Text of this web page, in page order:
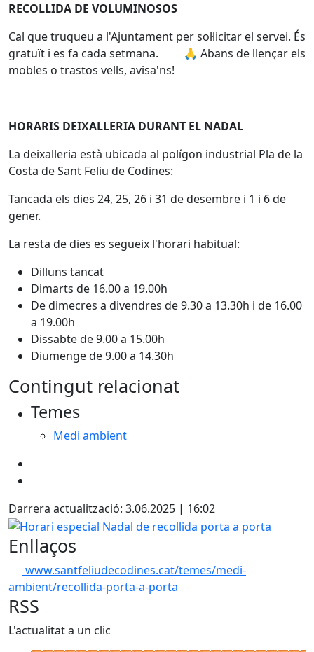
RECOLLIDA DE VOLUMINOSOS
Cal que truqueu a l'Ajuntament per sol·licitar el servei. És
gratuït i es fa cada setmana. 🙏 Abans de llençar els
mobles o trastos vells, avisa'ns!
HORARIS DEIXALLERIA DURANT EL NADAL
La deixalleria està ubicada al polígon industrial Pla de la
Costa de Sant Feliu de Codines:
Tancada els dies 24, 25, 26 i 31 de desembre i 1 i 6 de
gener.
La resta de dies es segueix l'horari habitual:
Dilluns tancat
Dimarts de 16.00 a 19.00h
De dimecres a divendres de 9.30 a 13.30h i de 16.00
a 19.00h
Dissabte de 9.00 a 15.00h
Diumenge de 9.00 a 14.30h
Contingut relacionat
Temes
Medi ambient
Darrera actualització: 3.06.2025 | 16:02
Horari especial Nadal de recollida porta a porta
Enllaços
www.santfeliudecodines.cat/temes/medi-
ambient/recollida-porta-a-porta
RSS
L'actualitat a un clic